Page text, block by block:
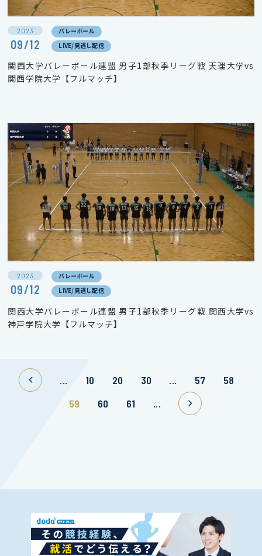
2023
09/12
バレーボール
LIVE/見逃し配信
関西大学バレーボール連盟 男子1部秋季リーグ戦 天理大学vs
関西学院大学【フルマッチ】
2023
09/12
バレーボール
LIVE/見逃し配信
関西大学バレーボール連盟 男子1部秋季リーグ戦 関西大学vs
神戸学院大学【フルマッチ】
... 10 20 30 ... 57
58
59
60 61 ...